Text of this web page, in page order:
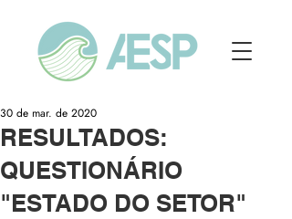
RESULTADOS:
QUESTIONÁRIO
"ESTADO DO SETOR"
30 de mar. de 2020